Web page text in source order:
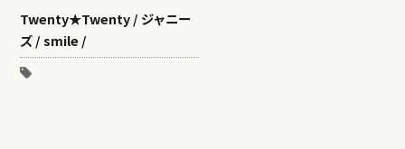
Twenty★Twenty / ジャニー
ズ / smile /